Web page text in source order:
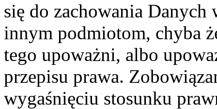
się do zachowania
innym podmiotom, chyba
tego upoważni, albo
przepisu prawa.
wygaśnięciu stosunku